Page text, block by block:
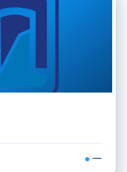
—